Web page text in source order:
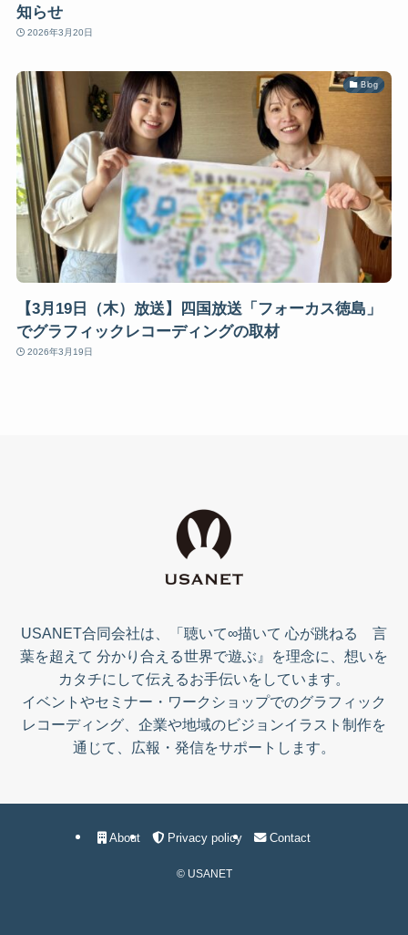
知らせ
2026年3月20日
Blog
【3月19日（木）放送】四国放送「フォーカス徳島」
でグラフィックレコーディングの取材
2026年3月19日
USANET合同会社は、「聴いて∞描いて 心が跳ねる 言
葉を超えて 分かり合える世界で遊ぶ』を理念に、想いを
カタチにして伝えるお手伝いをしています。
イベントやセミナー・ワークショップでのグラフィック
レコーディング、企業や地域のビジョンイラスト制作を
通じて、広報・発信をサポートします。
About Privacy policy Contact
©USANET